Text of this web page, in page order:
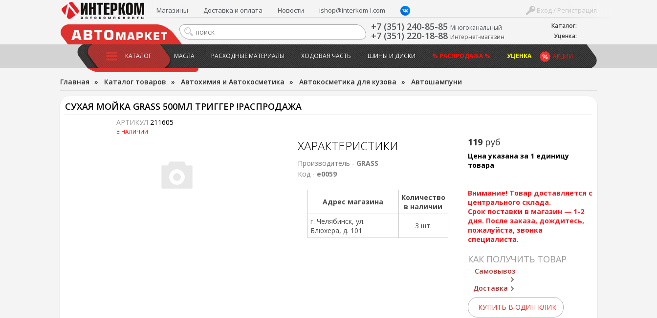
Каталог:
Уценка:
Вход / Регистрация
Магазины Доставка и оплата Новости ishop@interkom-l.com
+7 (351) 240-85-85 Многоканальный
+7 (351) 220-18-88 Интернет-магазин
АКЦИИ
КАТАЛОГ МАСЛА РАСХОДНЫЕ МАТЕРИАЛЫ ХОДОВАЯ ЧАСТЬ ШИНЫ И ДИСКИ % РАСПРОДАЖА % УЦЕНКА
Главная » Каталог товаров » Автохимия и Автокосметика » Автокосметика для кузова » Автошампуни
СУХАЯ МОЙКА GRASS 500МЛ ТРИГГЕР !РАСПРОДАЖА
АРТИКУЛ 211605
В НАЛИЧИИ
119 руб
Цена указана за 1 единицу
товара
Внимание! Товар доставляется с
центрального склада.
Срок поставки в магазин — 1-2
дня. После заказа, дождитесь,
пожалуйста, звонка
специалиста.
КАК ПОЛУЧИТЬ ТОВАР
Самовывоз
Доставка
КУПИТЬ В ОДИН КЛИК
ХАРАКТЕРИСТИКИ
Производитель - GRASS
Код - е0059
Адрес магазина
Количество
в наличии
г. Челябинск, ул.
Блюхера, д. 101
3 шт.